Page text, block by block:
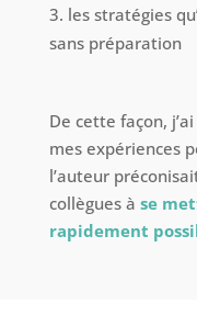
les stratégies
sans préparation
De cette façon,
mes expériences
l’auteur
collègues à se
rapidement